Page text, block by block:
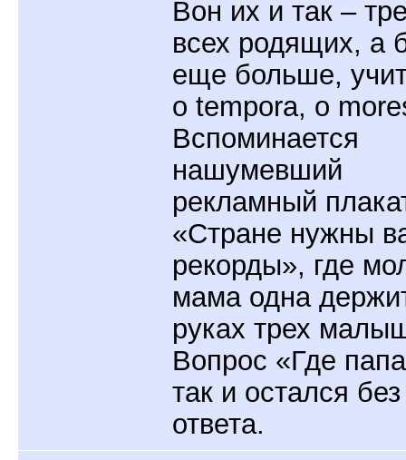
Вон их и так –
всех родящих, а
еще больше,
о tempora, о
Вспоминается
нашумевший
рекламный
«Стране нужны
рекорды», где
мама одна
руках трех
Вопрос «Где
так и остался без
ответа.